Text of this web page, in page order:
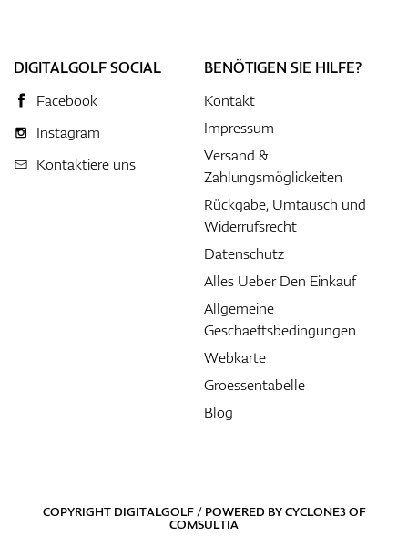
DIGITALGOLF SOCIAL
Facebook
Instagram
Kontaktiere uns
BENÖTIGEN SIE HILFE?
Kontakt
Impressum
Versand &
Zahlungsmöglickeiten
Rückgabe, Umtausch und
Widerrufsrecht
Datenschutz
Alles Ueber Den Einkauf
Allgemeine
Geschaeftsbedingungen
Webkarte
Groessentabelle
Blog
COPYRIGHT DIGITALGOLF / POWERED BYCYCLONE3OF
COMSULTIA